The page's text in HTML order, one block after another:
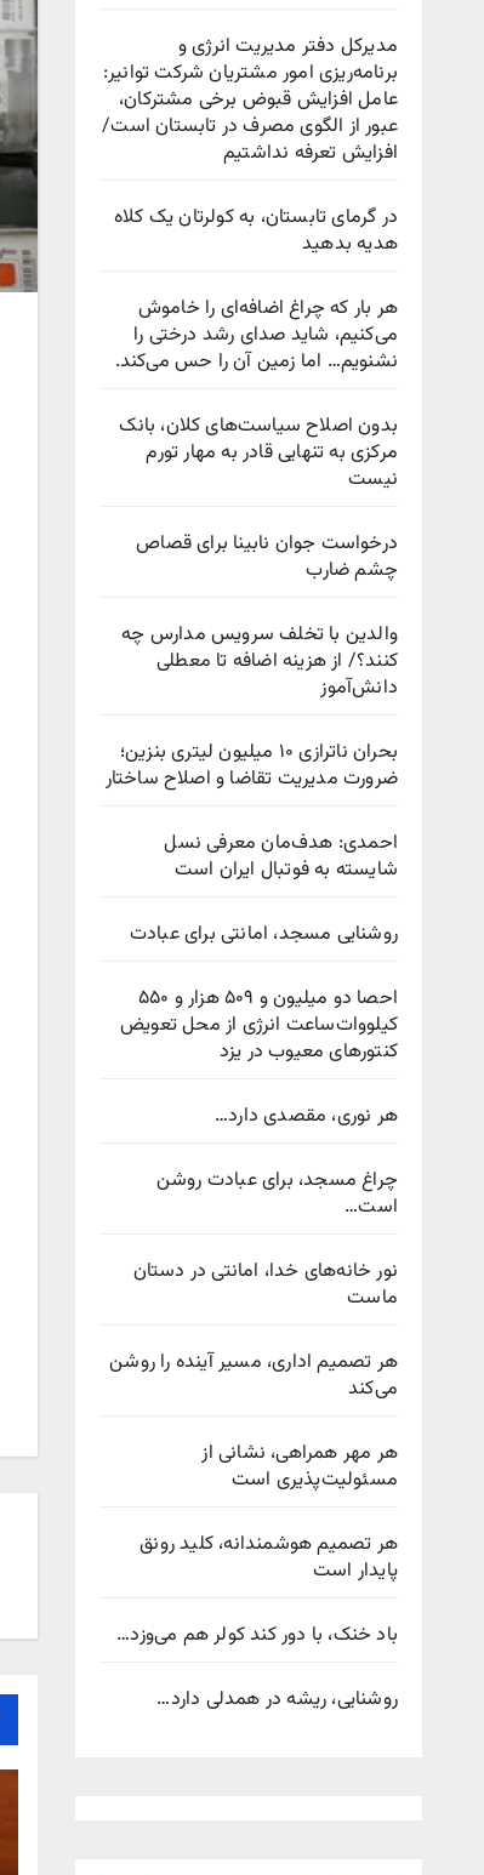
مدیرکل دفتر مدیریت انرژی و
برنامه‌ریزی امور مشتریان شرکت توانیر:
عامل افزایش قبوض برخی مشترکان،
عبور از الگوی مصرف در تابستان است/
افزایش تعرفه نداشتیم
در گرمای تابستان، به کولرتان یک کلاه
هدیه بدهید
هر بار که چراغ اضافه‌ای را خاموش
می‌کنیم، شاید صدای رشد درختی را
نشنویم… اما زمین آن را حس می‌کند.
بدون اصلاح سیاست‌های کلان، بانک
مرکزی به تنهایی قادر به مهار تورم
نیست
درخواست جوان نابینا برای قصاص
چشم ضارب
والدین با تخلف سرویس مدارس چه
کنند؟/ از هزینه اضافه تا معطلی
دانش‌آموز
بحران ناترازی ۱۰ میلیون لیتری بنزین؛
ضرورت مدیریت تقاضا و اصلاح ساختار
احمدی: هدف‌مان معرفی نسل
شایسته به فوتبال ایران است
روشنایی مسجد، امانتی برای عبادت
احصا دو میلیون و ۵۰۹ هزار و ۵۵۰
کیلووات‌ساعت انرژی از محل تعویض
کنتورهای معیوب در یزد
هر نوری، مقصدی دارد…
چراغ مسجد، برای عبادت روشن
است…
نور خانه‌های خدا، امانتی در دستان
ماست
هر تصمیم اداری، مسیر آینده را روشن
می‌کند
هر مهر همراهی، نشانی از
مسئولیت‌پذیری است
هر تصمیم هوشمندانه، کلید رونق
پایدار است
باد خنک، با دور کند کولر هم می‌وزد…
روشنایی، ریشه در همدلی دارد…